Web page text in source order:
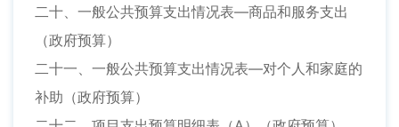
二十、一般公共预算支出情况表—商品和服务支出
（政府预算）
二十一、一般公共预算支出情况表—对个人和家庭的
补助（政府预算）